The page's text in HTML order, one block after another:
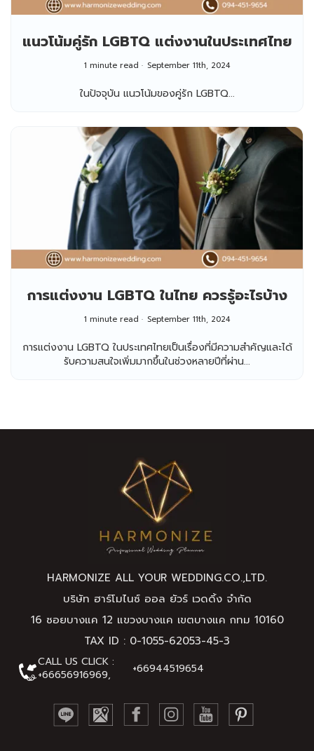
แนวโน้มคู่รัก LGBTQ แต่งงานในประเทศไทย
1 minute read September 11th, 2024
ในปัจจุบัน แนวโน้มของคู่รัก LGBTQ...
การแต่งงาน LGBTQ ในไทย ควรรู้อะไรบ้าง
1 minute read September 11th, 2024
การแต่งงาน LGBTQ ในประเทศไทยเป็นเรื่องที่มีความสำคัญและได้
รับความสนใจเพิ่มมากขึ้นในช่วงหลายปีที่ผ่าน...
HARMONIZE ALL YOUR WEDDING.CO.,LTD.
บริษัท ฮาร์โมไนซ์ ออล ยัวร์ เวดดิ้ง จำกัด
16 ซอยบางแค 12 แขวงบางแค เขตบางแค กทม 10160
TAX ID : 0-1055-62053-45-3
CALL US CLICK :
+66656916969,
+66944519654